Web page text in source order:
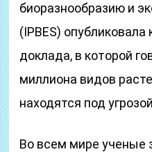
биоразнообразию и
(IPBES)
доклада, в которой
миллиона видов
находятся под
Во всем мире ученые